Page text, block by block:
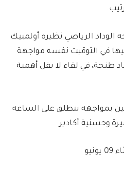
19:00، يواجه الوداد الرياضي نظيره أولمبيك
في التوقيت نفسه مواجهة
طنجة، في لقاء لا يقل أهمية
بمواجهة تنطلق على الساعة